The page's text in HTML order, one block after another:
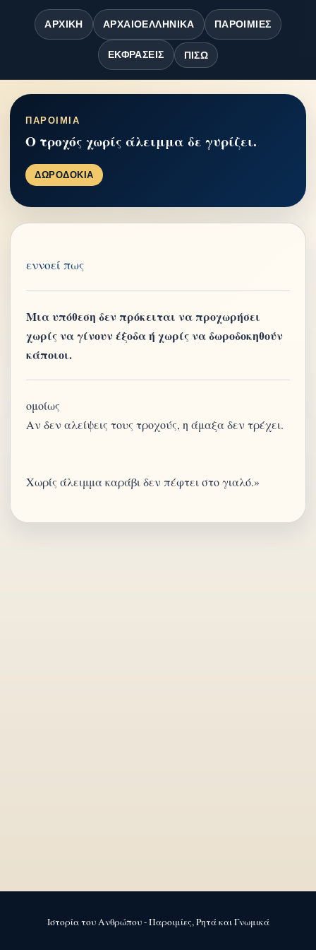
ΑΡΧΙΚΉ ΑΡΧΑΙΟΕΛΛΗΝΙΚΆ ΠΑΡΟΙΜΊΕΣ
ΕΚΦΡΆΣΕΙΣ ΠΊΣΩ
ΠΑΡΟΙΜΙΑ
Ο τροχός χωρίς άλειμμα δε γυρίζει.
ΔΩΡΟΔΟΚΙΑ
εννοεί πως
Μια υπόθεση δεν πρόκειται να προχωρήσει
χωρίς να γίνουν έξοδα ή χωρίς να δωροδοκηθούν
κάποιοι.
ομοίως
Αν δεν αλείψεις τους τροχούς, η άμαξα δεν τρέχει.
Χωρίς άλειμμα καράβι δεν πέφτει στο γιαλό.»
Ιστορία του Ανθρώπου - Παροιμίες, Ρητά και Γνωμικά